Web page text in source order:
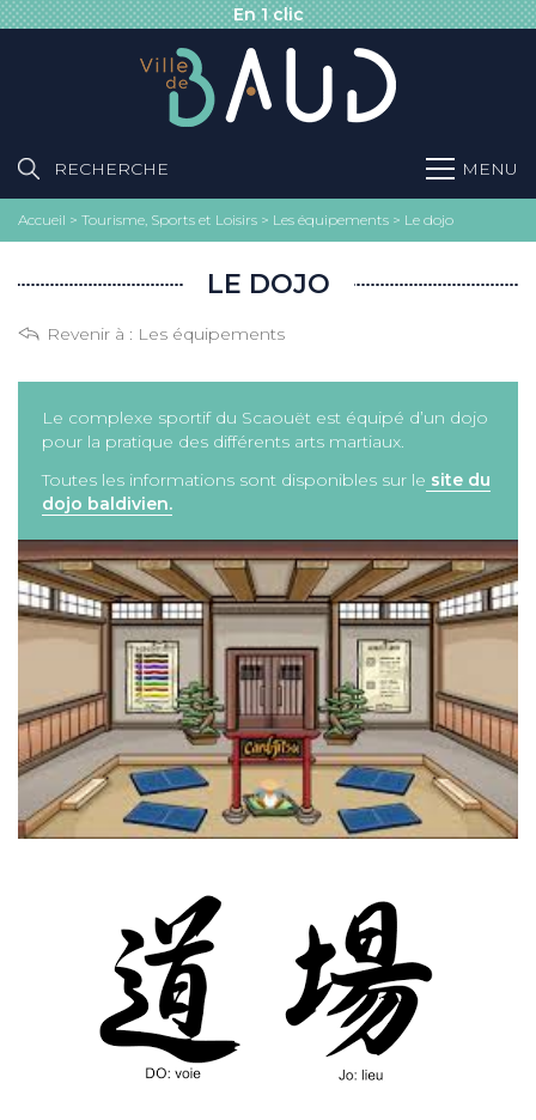
En 1 clic
RECHERCHE MENU
Accueil > Tourisme, Sports et Loisirs > Les équipements > Le dojo
LE DOJO
Revenir à : Les équipements
Le complexe sportif du Scaouët est équipé d’un dojo
pour la pratique des différents arts martiaux.
Toutes les informations sont disponibles sur le site du
dojo baldivien.